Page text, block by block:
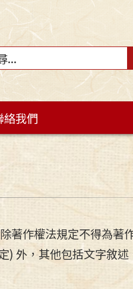
絡我們
著作權法規定不得為著
) 外，其他包括文字敘